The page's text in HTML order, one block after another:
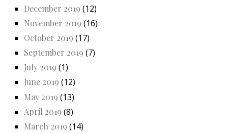
December 2019 (12)
November 2019 (16)
October 2019 (17)
September 2019 (7)
July 2019 (1)
June 2019 (12)
May 2019 (13)
April 2019 (8)
March 2019 (14)